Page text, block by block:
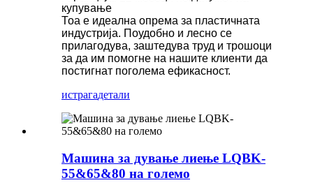
купување
Тоа е идеална опрема за пластичната
индустрија. Поудобно и лесно се
прилагодува, заштедува труд и трошоци
за да им помогне на нашите клиенти да
постигнат поголема ефикасност.
истрагадетали
Машина за дување лиење LQBK-
55&65&80 на големо